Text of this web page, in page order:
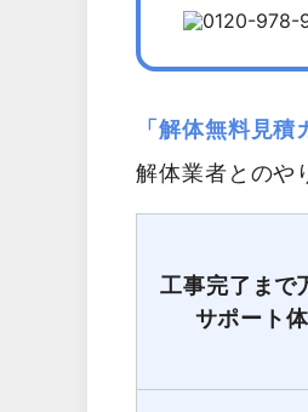
「解体無料見
解体業者とのや
工事完了まで
サポート